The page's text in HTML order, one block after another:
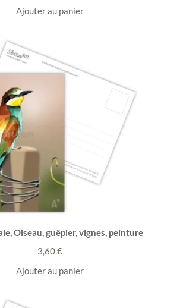
Ajouter au panier
Oiseau, guêpier, vignes, peinture
3,60€
Ajouter au panier